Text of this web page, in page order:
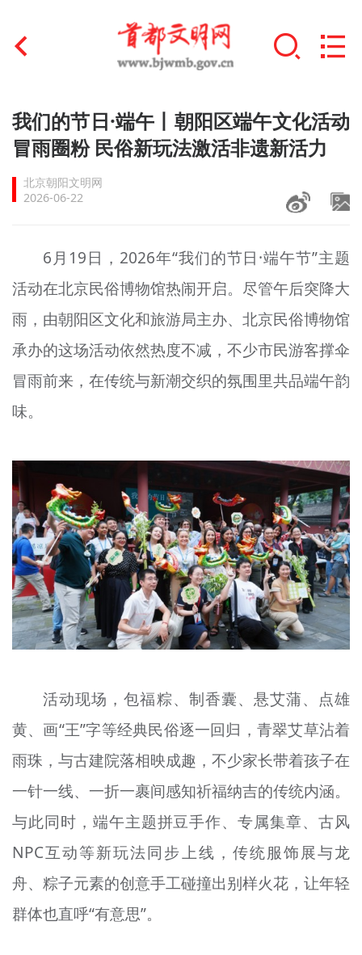
首页
文明创建
文明实践
未成年人思想道德建设
榜样人物
+
身边好人
文明评论
北京宣传文化引导基金
宣传思想文化人才
专题
资料库
+
我们的节日·端午丨朝阳区端午文化活动
冒雨圈粉 民俗新玩法激活非遗新活力
北京朝阳文明网
2026-06-22
6月19日，2026年“我们的节日·端午节”主题
活动在北京民俗博物馆热闹开启。尽管午后突降大
雨，由朝阳区文化和旅游局主办、北京民俗博物馆
承办的这场活动依然热度不减，不少市民游客撑伞
冒雨前来，在传统与新潮交织的氛围里共品端午韵
味。
活动现场，包福粽、制香囊、悬艾蒲、点雄
黄、画“王”字等经典民俗逐一回归，青翠艾草沾着
雨珠，与古建院落相映成趣，不少家长带着孩子在
一针一线、一折一裹间感知祈福纳吉的传统内涵。
与此同时，端午主题拼豆手作、专属集章、古风
NPC互动等新玩法同步上线，传统服饰展与龙
舟、粽子元素的创意手工碰撞出别样火花，让年轻
群体也直呼“有意思”。